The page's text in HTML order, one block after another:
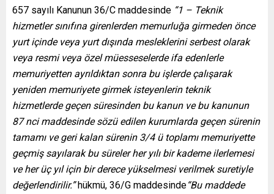
657 sayılı Kanunun 36/C maddesinde “1 – Teknik
hizmetler sınıfına girenlerden memurluğa girmeden önce
yurt içinde veya yurt dışında mesleklerini serbest olarak
veya resmi veya özel müesseselerde ifa edenlerle
memuriyetten ayrıldıktan sonra bu işlerde çalışarak
yeniden memuriyete girmek isteyenlerin teknik
hizmetlerde geçen süresinden bu kanun ve bu kanunun
87 nci maddesinde sözü edilen kurumlarda geçen sürenin
tamamı ve geri kalan sürenin 3/4 ü toplamı memuriyette
geçmiş sayılarak bu süreler her yılı bir kademe ilerlemesi
ve her üç yıl için bir derece yükselmesi verilmek suretiyle
değerlendirilir.”hükmü, 36/G maddesinde“Bu maddede